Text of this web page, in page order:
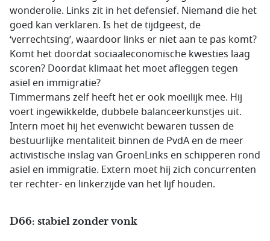
wonderolie. Links zit in het defensief. Niemand die het
goed kan verklaren. Is het de tijdgeest, de
‘verrechtsing’, waardoor links er niet aan te pas komt?
Komt het doordat sociaaleconomische kwesties laag
scoren? Doordat klimaat het moet afleggen tegen
asiel en immigratie?
Timmermans zelf heeft het er ook moeilijk mee. Hij
voert ingewikkelde, dubbele balanceerkunstjes uit.
Intern moet hij het evenwicht bewaren tussen de
bestuurlijke mentaliteit binnen de PvdA en de meer
activistische inslag van GroenLinks en schipperen rond
asiel en immigratie. Extern moet hij zich concurrenten
ter rechter- en linkerzijde van het lijf houden.
D66: stabiel zonder vonk